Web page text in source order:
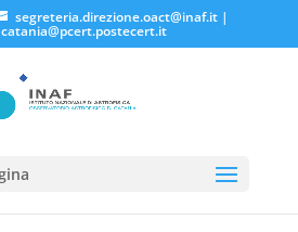
segreteria.direzione.oact@inaf.it|